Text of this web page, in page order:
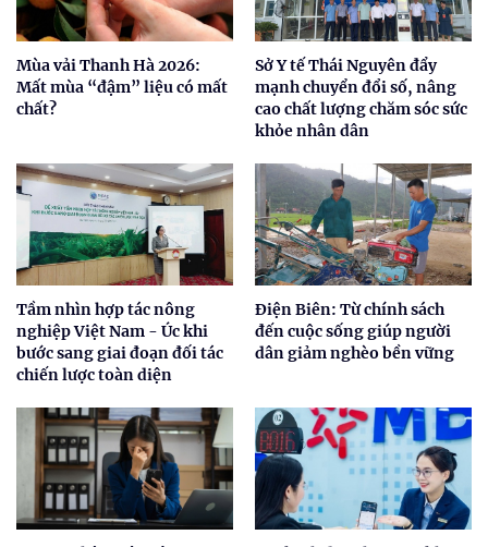
Mùa vải Thanh Hà 2026:
Mất mùa “đậm” liệu có mất
chất?
Sở Y tế Thái Nguyên đẩy
mạnh chuyển đổi số, nâng
cao chất lượng chăm sóc sức
khỏe nhân dân
Tầm nhìn hợp tác nông
nghiệp Việt Nam - Úc khi
bước sang giai đoạn đối tác
chiến lược toàn diện
Điện Biên: Từ chính sách
đến cuộc sống giúp người
dân giảm nghèo bền vững